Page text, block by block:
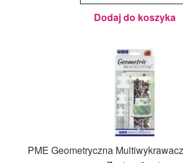
Dodaj do koszyka
PME Geometryczna